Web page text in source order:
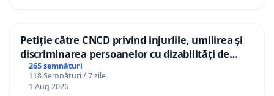
Petiție către CNCD privind injuriile, umilirea și
discriminarea persoanelor cu dizabilități de
către utilizatorul TikTok „Gorici”
265 semnături
118 Semnături / 7 zile
1 Aug 2026